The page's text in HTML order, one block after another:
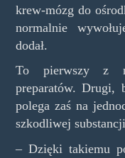
krew-mózg do
normalnie
dodał.
To pierwszy z
preparatów. Drugi,
polega zaś na
szkodliwej
– Dzięki takiemu